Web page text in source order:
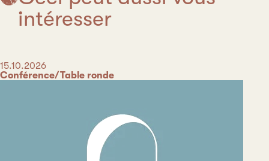
intéresser
Date
15.10.2026
Catégorie
Conférence/Table ronde